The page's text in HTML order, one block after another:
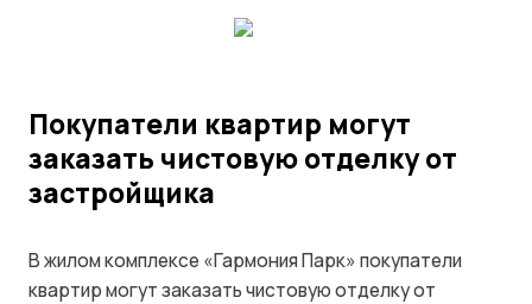
Покупатели квартир могут
заказать чистовую отделку от
застройщика
В жилом комплексе «Гармония Парк» покупатели
квартир могут заказать чистовую отделку от